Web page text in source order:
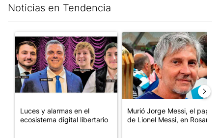
Noticias en Tendencia
Un artículo de tendencia con el título "Luces y alarmas en el
Luces y alarmas en el
ecosistema digital libertario
Un artículo de tendencia con
Murió Jorge Messi, el papá
de Lionel Messi, en Rosario